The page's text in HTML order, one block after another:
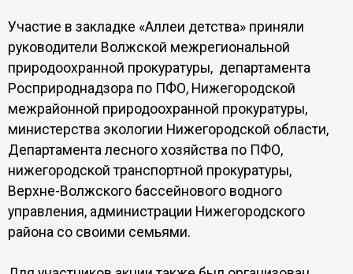
Участие в закладке «Аллеи детства» приняли
руководители Волжской межрегиональной
природоохранной прокуратуры, департамента
Росприроднадзора по ПФО, Нижегородской
межрайонной природоохранной прокуратуры,
министерства экологии Нижегородской области,
Департамента лесного хозяйства по ПФО,
нижегородской транспортной прокуратуры,
Верхне-Волжского бассейнового водного
управления, администрации Нижегородского
района со своими семьями.